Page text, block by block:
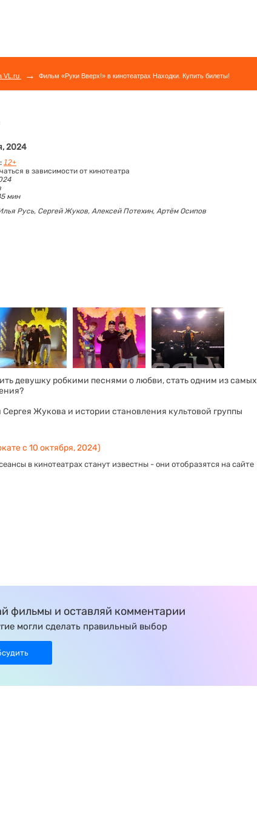
VL.ru → Фильм «Руки Вверх!» в кинотеатрах Находки. Купить билеты!
2024
12+
в зависимости от кинотеатра
мин
Русь, Сергей Жуков, Алексей Потехин, Артём Осипов
девушку робкими песнями о любви, стать одним из самых
Жукова и истории становления культовой группы
с 10 октября, 2024)
в кинотеатрах станут известны - они отобразятся на сайте
фильмы и оставляй комментарии
могли сделать правильный выбор